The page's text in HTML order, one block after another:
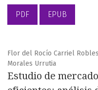
PDF EPUB
Flor del Rocío Carriel
Morales Urrutia
Estudio de